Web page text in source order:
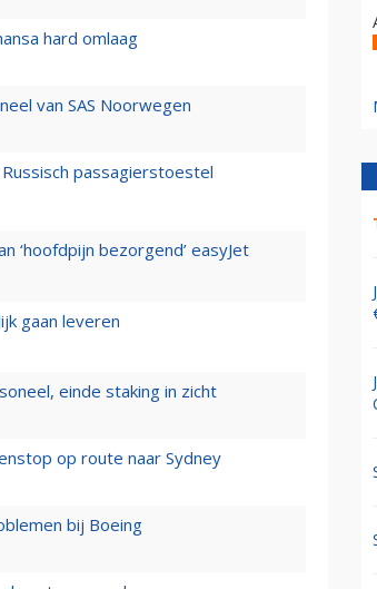
hard omlaag
van SAS Noorwegen
passagierstoestel
‘hoofdpijn bezorgend’ easyJet
gaan leveren
einde staking in zicht
op route naar Sydney
bij Boeing